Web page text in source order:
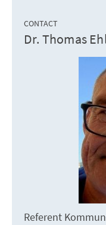
CONTACT
Dr. Thomas
Referent